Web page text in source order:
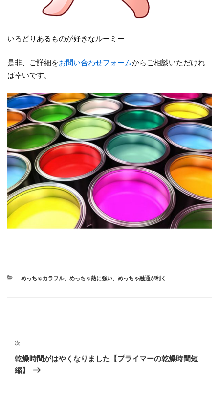
いろどりあるものが好きなルーミー
是非、ご詳細をお問い合わせフォームからご相談いただけれ
ば幸いです。
カ
めっちゃカラフル、 めっちゃ熱に強い、 めっちゃ融通が利く
稿
ナ
ビ
次
の
投
次
乾燥時間がはやくなりました【プライマーの乾燥時間短
縮】